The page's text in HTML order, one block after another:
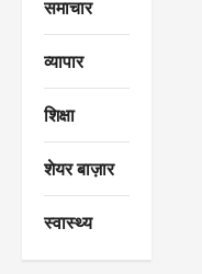
समाचार
व्यापार
शिक्षा
शेयर बाज़ार
स्वास्थ्य